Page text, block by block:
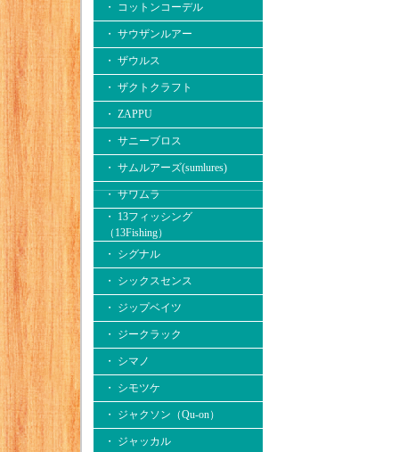
・ コットンコーデル
・ サウザンルアー
・ ザウルス
・ ザクトクラフト
・ ZAPPU
・ サニーブロス
・ サムルアーズ(sumlures)
・ サワムラ
・ 13フィッシング
（13Fishing）
・ シグナル
・ シックスセンス
・ ジップベイツ
・ ジークラック
・ シマノ
・ シモツケ
・ ジャクソン（Qu-on）
・ ジャッカル